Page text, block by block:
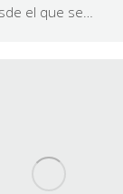
el que se…